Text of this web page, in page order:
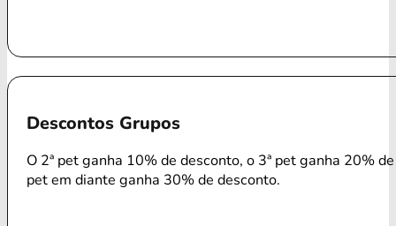
Descontos Grupos
O 2ª pet ganha 10% de desconto, o 3ª pet ganha 20%
pet em diante ganha 30% de desconto.